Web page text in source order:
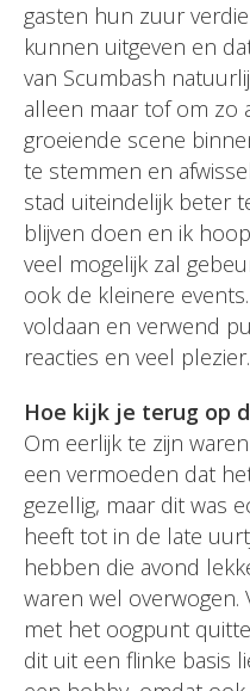
gasten hun zuur
kunnen uitgeven en
van Scumbash
alleen maar tof om zo
groeiende scene
te stemmen en
stad uiteindelijk beter
blijven doen en ik
veel mogelijk zal
ook de kleinere
voldaan en verwend
reacties en veel plezier.
Hoe kijk je terug op
Om eerlijk te zijn
een vermoeden dat
gezellig, maar dit was
heeft tot in de late
hebben die avond
waren wel overwogen.
met het oogpunt
dit uit een flinke basis